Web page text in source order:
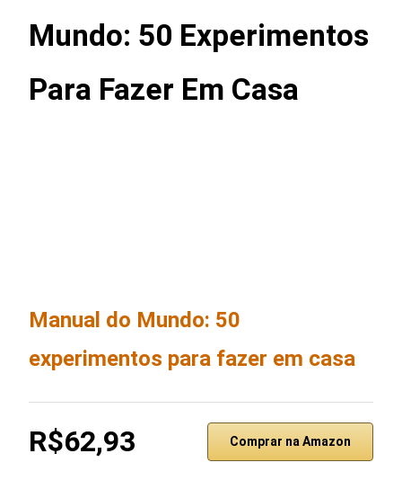
Mundo: 50 Experimentos
Para Fazer Em Casa
Manual do Mundo: 50
experimentos para fazer em casa
R$62,93 Comprar na Amazon